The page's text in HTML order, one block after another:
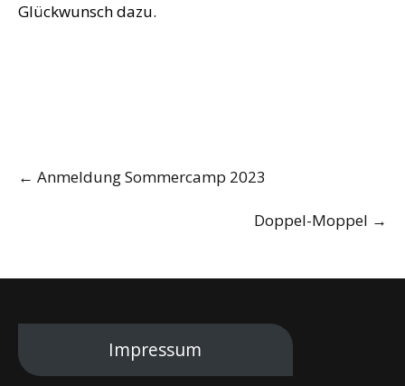
Glückwunsch dazu.
Post
navigation
← Anmeldung Sommercamp 2023
Doppel-Moppel →
Impressum